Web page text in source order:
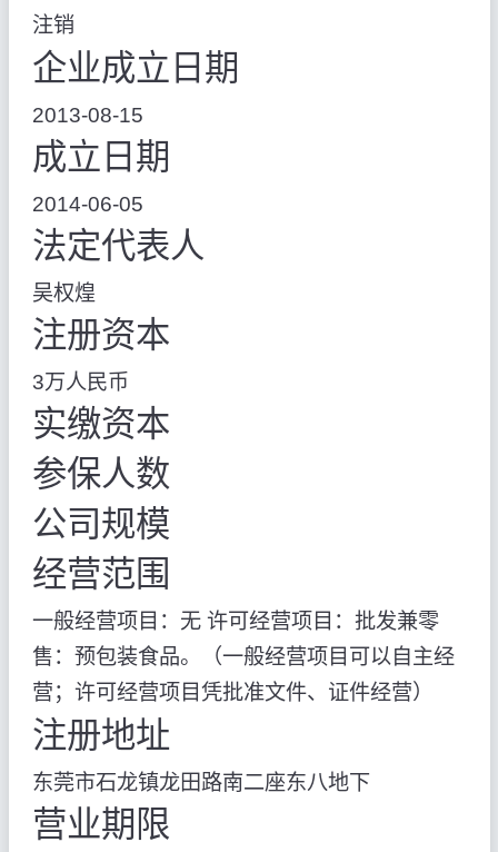
注销
企业成立日期
2013-08-15
成立日期
2014-06-05
法定代表人
吴权煌
注册资本
3万人民币
实缴资本
参保人数
公司规模
经营范围
一般经营项目：无 许可经营项目：批发兼零
售：预包装食品。（一般经营项目可以自主经
营；许可经营项目凭批准文件、证件经营）
注册地址
东莞市石龙镇龙田路南二座东八地下
营业期限